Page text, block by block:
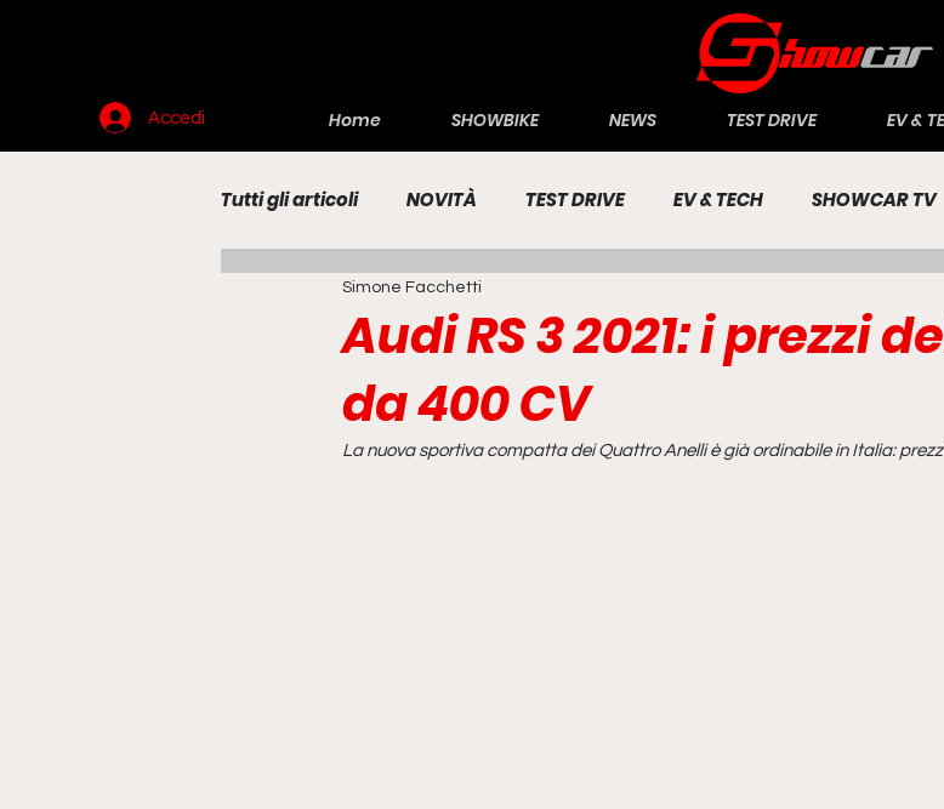
Accedi Home SHOWBIKE NEWS TEST DRIVE EV &
Tutti gli articoli NOVITÀ TEST DRIVE EV & TECH SHOWCAR TV
RENDERING MOTO
Audi RS 3 2021: i prezzi
da 400 CV
Simone Facchetti
La nuova sportiva compatta dei Quattro Anelli è già ordinabile in Italia: